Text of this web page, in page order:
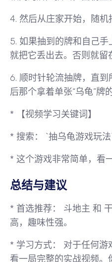
4. 然后从庄家开始，随机
5. 如果抽到的牌和自己手
就把它丢出去。否则就留
6. 顺时针轮流抽牌，直
后那个拿着单张“乌龟”牌
* 【视频学习关键词】
* 搜索： `抽乌龟游戏玩
* 这个游戏非常简单，看
总结与建议
* 首选推荐： 斗地主 和
高，趣味性强。
* 学习方式：
对于任何游
看一局完整的实战视频。